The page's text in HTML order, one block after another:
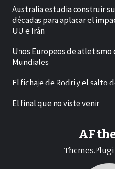
Australia estudia construir
décadas para aplacar el
UU e Irán
Unos Europeos de atletismo
Mundiales
El fichaje de Rodri y el salto
El final que no viste venir
AF